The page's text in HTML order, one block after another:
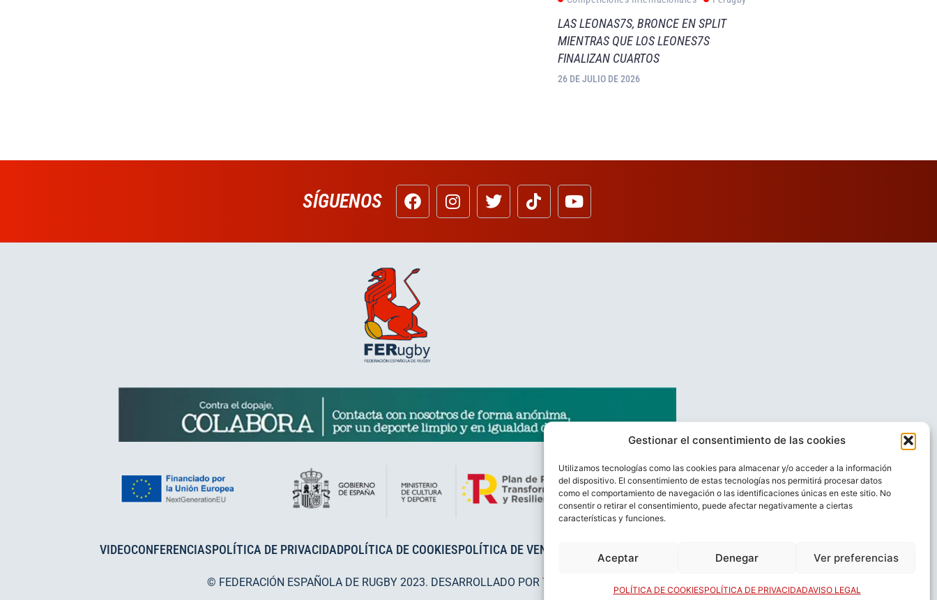
Gestionar el consentimiento de las cookies
Utilizamos tecnologías como las cookies para almacenar y/o acceder a la información
del dispositivo. El consentimiento de estas tecnologías nos permitirá procesar datos
como el comportamiento de navegación o las identificaciones únicas en este sitio. No
consentir o retirar el consentimiento, puede afectar negativamente a ciertas
características y funciones.
Aceptar Denegar Ver preferencias
POLÍTICA DE COOKIESPOLÍTICA DE PRIVACIDADAVISO LEGAL
LAS LEONAS7S, BRONCE EN SPLIT
MIENTRAS QUE LOS LEONES7S
FINALIZAN CUARTOS
26 DE JULIO DE 2026
SÍGUENOS
VIDEOCONFERENCIASPOLÍTICA DE PRIVACIDADPOLÍTICA DE COOKIESPOLÍTICA DE VENTAS
© FEDERACIÓN ESPAÑOLA DE RUGBY 2023. DESARROLLADO POR TOOOLS